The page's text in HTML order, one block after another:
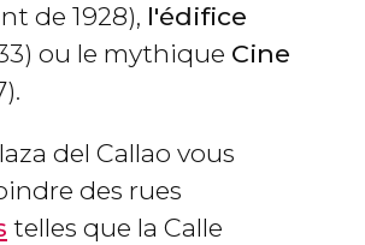
de 1928), l'édifice
ou le mythique Cine
del Callao vous
des rues
telles que la Calle